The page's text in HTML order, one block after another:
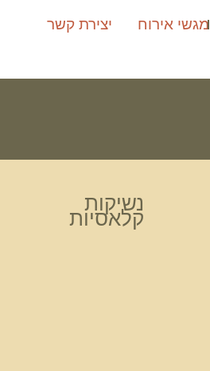
מגשי אירוח יצירת קשר
נשיקות
קלאסיות